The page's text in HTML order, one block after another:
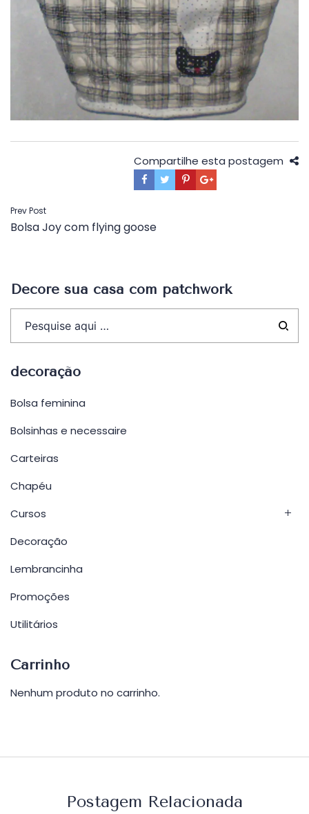
Compartilhe esta postagem
Navegação
de
Prev Post
Bolsa Joy com flying goose
Decore sua casa com patchwork
decoração
Bolsa feminina
Bolsinhas e necessaire
Carteiras
Chapéu
Cursos
Decoração
Lembrancinha
Promoções
Utilitários
Carrinho
Nenhum produto no carrinho.
Postagem Relacionada